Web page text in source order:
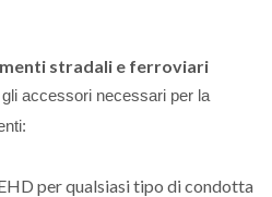
stradali e ferroviari
accessori necessari per la
per qualsiasi tipo di condotta